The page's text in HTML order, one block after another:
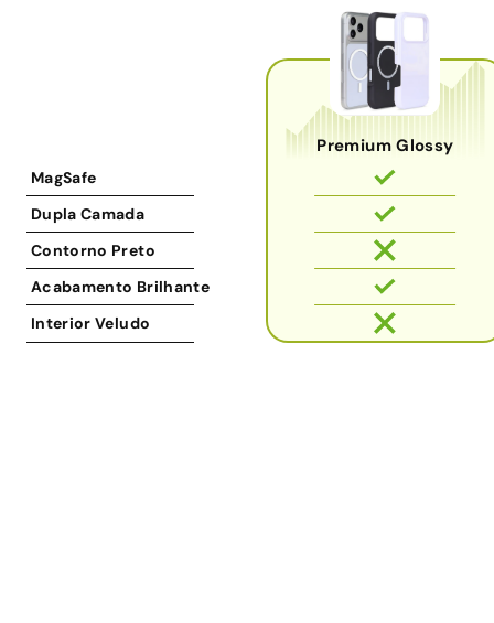
Premium Glossy
MagSafe
Dupla Camada
Contorno Preto
Acabamento Brilhante
Interior Veludo